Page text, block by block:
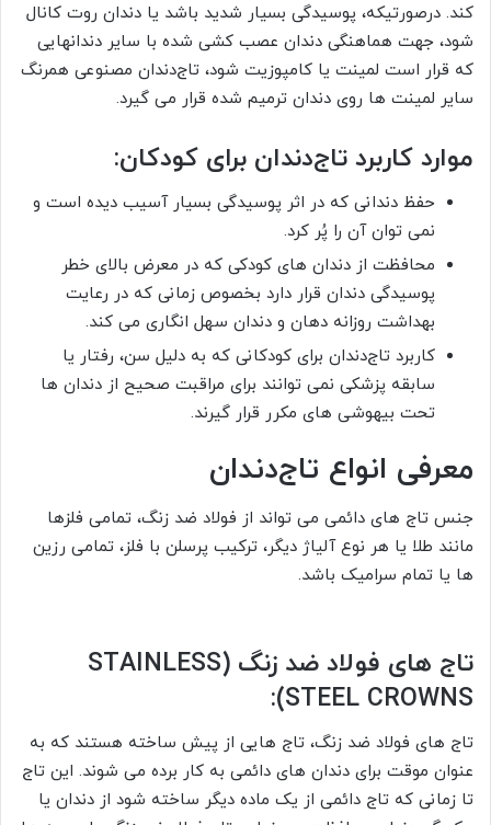
کند. درصورتیکه، پوسیدگی بسیار شدید باشد یا دندان روت کانال
شود، جهت هماهنگی دندان عصب کشی شده با سایر دندانهایی
که قرار است لمینت یا کامپوزیت شود، تاج‌دندان مصنوعی همرنگ
سایر لمینت ها روی دندان ترمیم شده قرار می گیرد.
موارد کاربرد تاجدندان برای کودکان:
حفظ دندانی که در اثر پوسیدگی بسیار آسیب دیده است و
نمی توان آن را پُر کرد.
محافظت از دندان های کودکی که در معرض بالای خطر
پوسیدگی دندان قرار دارد بخصوص زمانی که در رعایت
بهداشت روزانه دهان و دندان سهل انگاری می کند.
کاربرد تاج‌دندان برای کودکانی که به دلیل سن، رفتار یا
سابقه پزشکی نمی توانند برای مراقبت صحیح از دندان ها
تحت بیهوشی های مکرر قرار گیرند.
معرفی انواع تاجدندان
جنس تاج های دائمی می تواند از فولاد ضد زنگ، تمامی فلزها
مانند طلا یا هر نوع آلیاژ دیگر، ترکیب پرسلن با فلز، تمامی رزین
ها یا تمام سرامیک باشد.
تاج های فولاد ضد زنگ (STAINLESS
STEEL CROWNS):
تاج های فولاد ضد زنگ، تاج هایی از پیش ساخته هستند که به
عنوان موقت برای دندان های دائمی به کار برده می شوند. این تاج
تا زمانی که تاج دائمی از یک ماده دیگر ساخته شود از دندان یا